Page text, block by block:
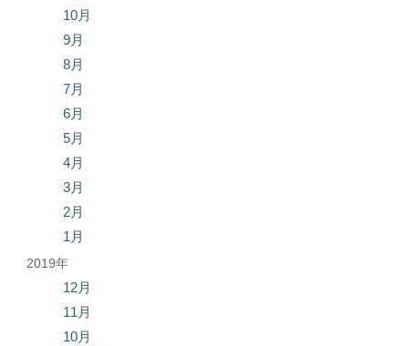
10月
9月
8月
7月
6月
5月
4月
3月
2月
1月
2019年
12月
11月
10月